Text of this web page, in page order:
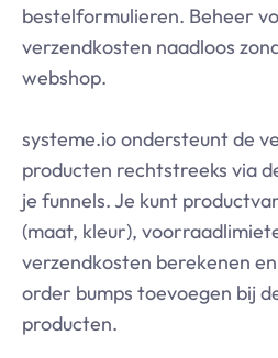
bestelformulieren. Beheer
verzendkosten naadloos
webshop.
systeme.ioondersteunt de
producten rechtstreeks via
je funnels. Je kunt
(maat, kleur),
verzendkosten berekenen
order bumps toevoegen bij
producten.